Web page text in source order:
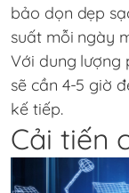
bảo dọn dẹp
suất mỗi ngày
Với dung lượng
sẽ cần 4-5 giờ
kế tiếp.
Cải tiến